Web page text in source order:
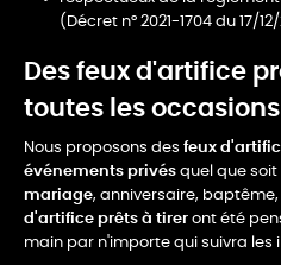
(Décret n° 2021-1704 du 17/12/
Des feux d'artifice
toutes les occasions
Nous proposons des feux
événements privés quel que
mariage, anniversaire, baptême,
d'artifice prêts à tirer ont été
main par n'importe qui suivra les